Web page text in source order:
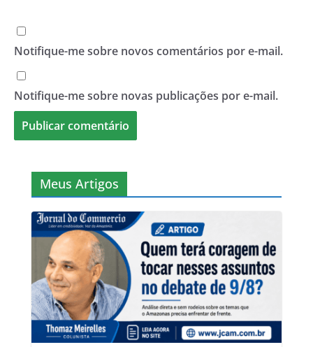
Notifique-me sobre novos comentários por e-mail.
Notifique-me sobre novas publicações por e-mail.
Meus Artigos